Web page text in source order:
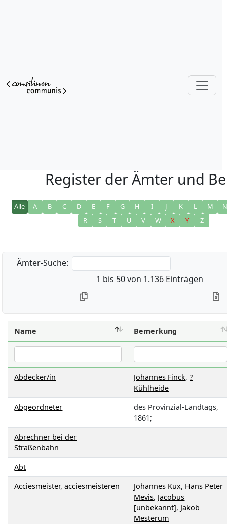
Register der Ämter und
Alle A B C D E F G H I J K L M
N
R
S T U V W X Y Z
Suche:
1 bis 50 von 1.136 Einträgen
Name Bemerkung
Abdecker/in Johannes Finck,?
Kühlheide
Abgeordneter
des Provinzial-Landtags,
1861;
Abrechner bei der
Straßenbahn
Abt
Acciesmeister, acciesmeisteren
Johannes Kux, Hans Peter
Mevis, Jacobus
[unbekannt], Jakob
Mesterum